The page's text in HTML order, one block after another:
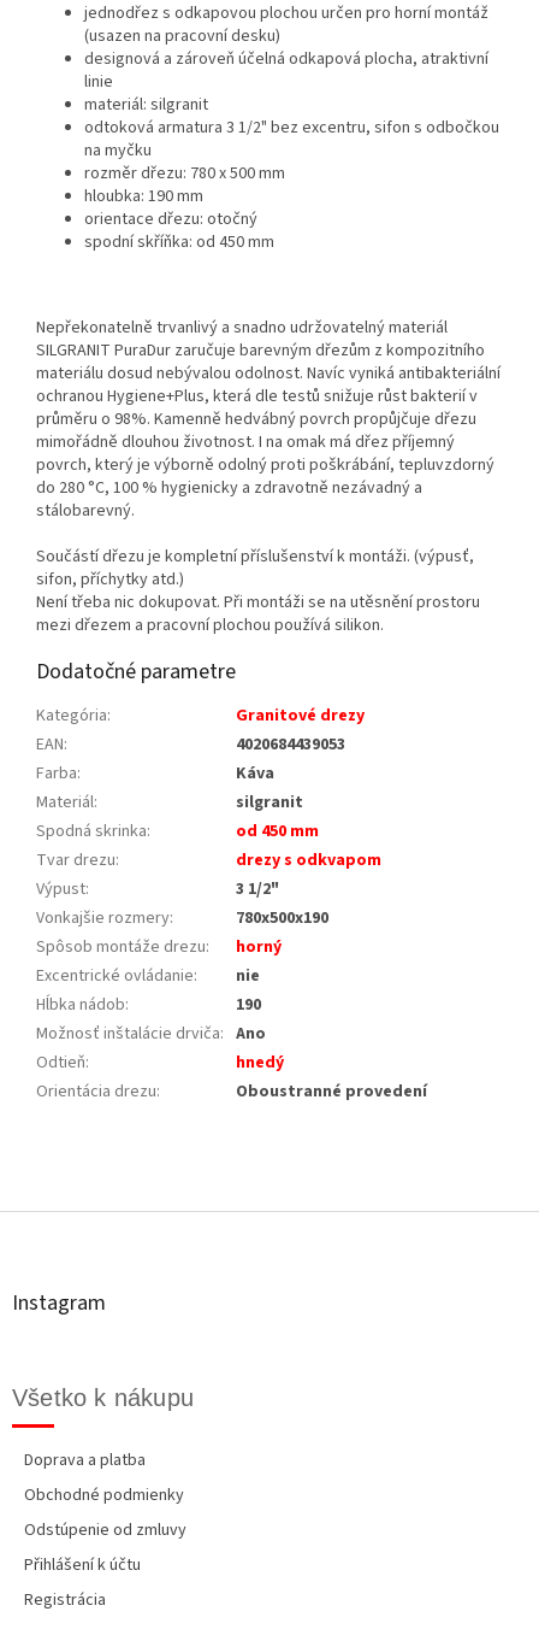
jednodřez s odkapovou plochou určen pro horní montáž
(usazen na pracovní desku)
designová a zároveň účelná odkapová plocha, atraktivní
linie
materiál: silgranit
odtoková armatura 3 1/2" bez excentru, sifon s odbočkou
na myčku
rozměr dřezu: 780 x 500 mm
hloubka: 190 mm
orientace dřezu: otočný
spodní skříňka: od 450 mm
Nepřekonatelně trvanlivý a snadno udržovatelný materiál
SILGRANIT PuraDur zaručuje barevným dřezům z kompozitního
materiálu dosud nebývalou odolnost. Navíc vyniká antibakteriální
ochranou Hygiene+Plus, která dle testů snižuje růst bakterií v
průměru o 98%. Kamenně hedvábný povrch propůjčuje dřezu
mimořádně dlouhou životnost. I na omak má dřez příjemný
povrch, který je výborně odolný proti poškrábání, tepluvzdorný
do 280 °C, 100 % hygienicky a zdravotně nezávadný a
stálobarevný.
Součástí dřezu je kompletní příslušenství k montáži. (výpusť,
sifon, příchytky atd.)
Není třeba nic dokupovat. Při montáži se na utěsnění prostoru
mezi dřezem a pracovní plochou používá silikon.
Dodatočné parametre
Kategória:
Granitové drezy
EAN:
4020684439053
Farba:
Káva
Materiál:
silgranit
Spodná skrinka:
od 450 mm
Tvar drezu:
drezy s odkvapom
Výpust:
3 1/2"
Vonkajšie rozmery:
780x500x190
Spôsob montáže drezu:
horný
Excentrické ovládanie:
nie
Hĺbka nádob:
190
Možnosť inštalácie drviča: Ano
Odtieň:
hnedý
Orientácia drezu: Oboustranné provedení
á
Instagram
Všetko k nákupu
Doprava a platba
Obchodné podmienky
Odstúpenie od zmluvy
Přihlášení k účtu
Registrácia